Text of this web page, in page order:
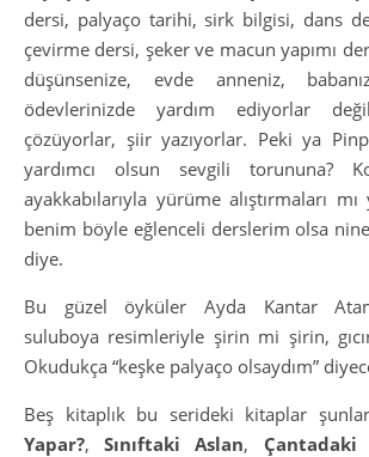
dersi, palyaço tarihi, sirk bilgisi, dans
çevirme dersi, şeker ve macun yapımı
düşünsenize, evde anneniz,
ödevlerinizde yardım ediyorlar
çözüyorlar, şiir yazıyorlar. Peki ya
yardımcı olsun sevgili torununa?
ayakkabılarıyla yürüme alıştırmaları mı
benim böyle eğlenceli derslerim olsa
diye.
Bu güzel öyküler Ayda Kantar
suluboya resimleriyle şirin mi şirin,
Okudukça “keşke palyaço olsaydım”
Beş kitaplık bu serideki kitaplar
Yapar?,Sınıftaki Aslan, Çantadaki